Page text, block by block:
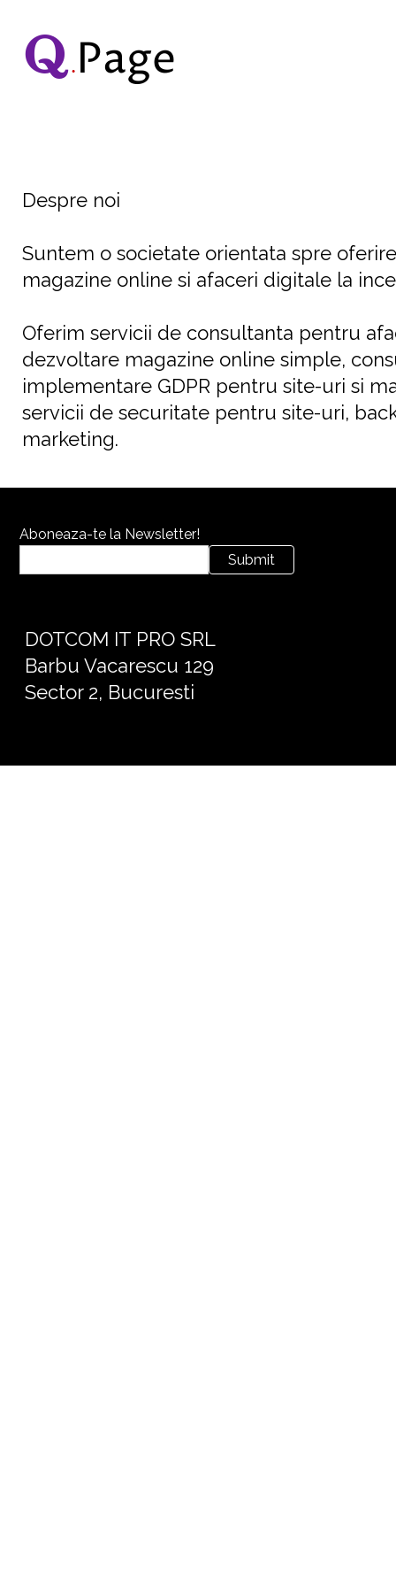
. Page
Despre noi
Suntem o societate orientata spre
magazine online si afaceri digitale la
Oferim servicii de consultanta pentru
dezvoltare magazine online simple,
implementare GDPR pentru site-uri si
servicii de securitate pentru site-uri,
marketing.
Aboneaza-te la Newsletter!
Submit
DOTCOM IT PRO SRL
Barbu Vacarescu 129
Sector 2, Bucuresti